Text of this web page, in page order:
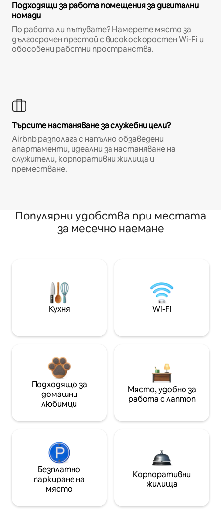
Подходящи за работа помещения за дигитални
номади
По работа ли пътувате? Намерете място за
дългосрочен престой с високоскоростен Wi-Fi и
обособени работни пространства.
Търсите настаняване за служебни цели?
Airbnb разполага с напълно обзаведени
апартаменти, идеални за настаняване на
служители, корпоративни жилища и
преместване.
Популярни удобства при местата
за месечно наемане
Кухня Wi-Fi
Подходящо за
домашни
любимци
Място, удобно за
работа с лаптоп
Безплатно
паркиране на
място
Корпоративни
жилища